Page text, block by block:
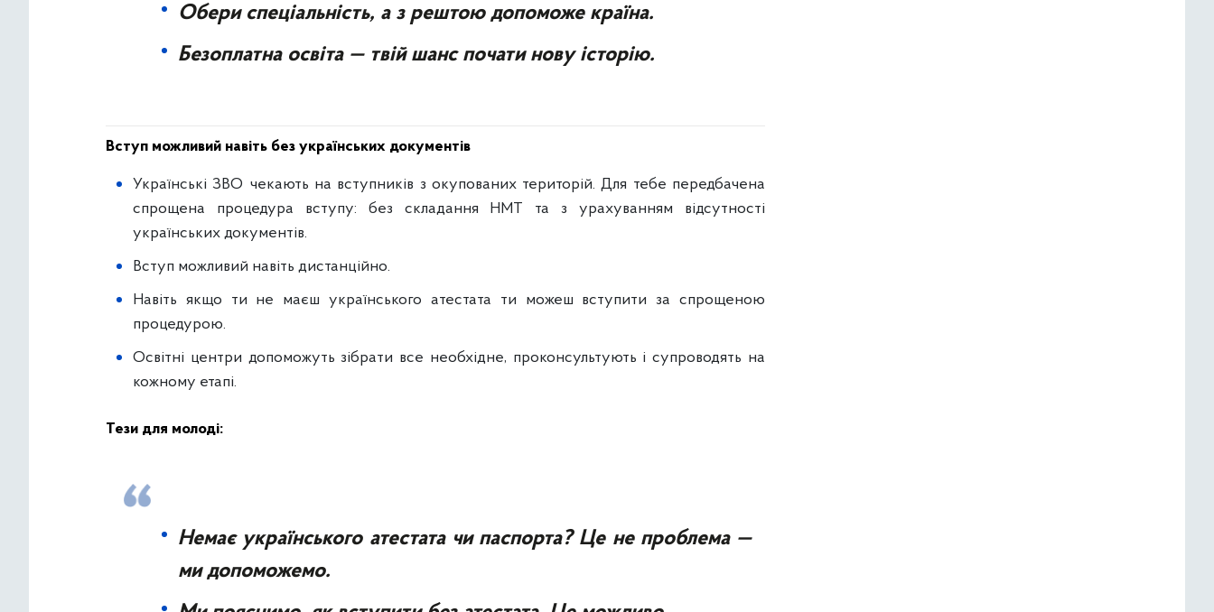
Обери спеціальність, а з рештою допоможе країна.
Безоплатна освіта — твій шанс почати нову історію.
Вступ можливий навіть без українських документів
Українські ЗВО чекають на вступників з окупованих територій. Для тебе передбачена
спрощена процедура вступу: без складання НМТ та з урахуванням відсутності
українських документів.
Вступ можливий навіть дистанційно.
Навіть якщо ти не маєш українського атестата ти можеш вступити за спрощеною
процедурою.
Освітні центри допоможуть зібрати все необхідне, проконсультують і супроводять на
кожному етапі.
Тези для молоді:
Немає українського атестата чи паспорта? Це не проблема —
ми допоможемо.